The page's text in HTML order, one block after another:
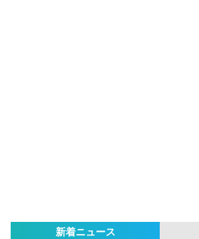
新着ニュース